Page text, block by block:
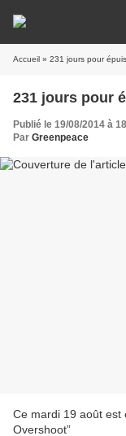
Accueil » 231 jours pour
231 jours pour
Publié le 19/08/2014 à
Par Greenpeace
Ce mardi 19 août est
Overshoot”